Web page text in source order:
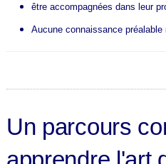
être accompagnées dans leur
Aucune connaissance préalable
Un parcours